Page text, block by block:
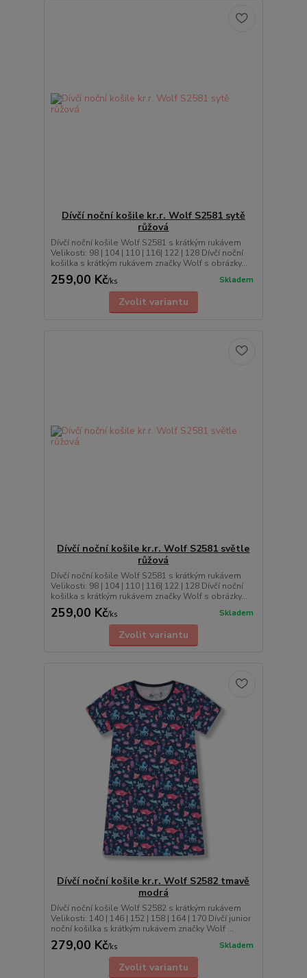
Dívčí noční košile kr.r. Wolf S2581 sytě
růžová
Dívčí noční košile Wolf S2581 s krátkým rukávem
Velikosti: 98 | 104 | 110 | 116| 122 | 128 Dívčí noční
košilka s krátkým rukávem značky Wolf s obrázky...
259,00 Kč/ks Skladem
Zvolit variantu
Dívčí noční košile kr.r. Wolf S2581 světle
růžová
Dívčí noční košile Wolf S2581 s krátkým rukávem
Velikosti: 98 | 104 | 110 | 116| 122 | 128 Dívčí noční
košilka s krátkým rukávem značky Wolf s obrázky...
259,00 Kč/ks Skladem
Zvolit variantu
Dívčí noční košile kr.r. Wolf S2582 tmavě
modrá
Dívčí noční košile Wolf S2582 s krátkým rukávem
Velikosti: 140 | 146 | 152 | 158 | 164 | 170 Dívčí junior
noční košilka s krátkým rukávem značky Wolf ...
279,00 Kč/ks Skladem
Zvolit variantu